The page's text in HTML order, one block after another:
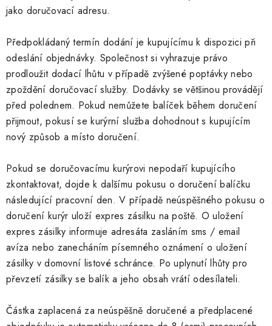
jako doručovací adresu.
Předpokládaný termín dodání je kupujícímu k dispozici při
odeslání objednávky. Společnost si vyhrazuje právo
prodloužit dodací lhůtu v případě zvýšené poptávky nebo
zpoždění doručovací služby. Dodávky se většinou provádějí
před polednem. Pokud nemůžete balíček během doručení
přijmout, pokusí se kurýrní služba dohodnout s kupujícím
nový způsob a místo doručení.
Pokud se doručovacímu kurýrovi nepodaří kupujícího
zkontaktovat, dojde k dalšímu pokusu o doručení balíčku
následující pracovní den. V případě neúspěšného pokusu o
doručení kurýr uloží expres zásilku na poště. O uložení
expres zásilky informuje adresáta zasláním sms / email
avíza nebo zanecháním písemného oznámení o uložení
zásilky v domovní listové schránce. Po uplynutí lhůty pro
převzetí zásilky se balík a jeho obsah vrátí odesílateli.
Částka zaplacená za neúspěšně doručené a předplacené